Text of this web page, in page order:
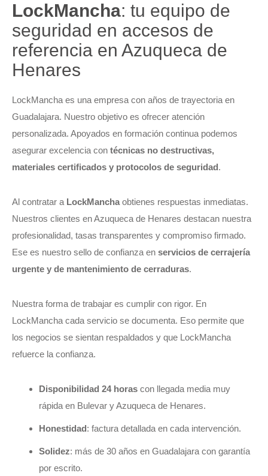
LockMancha: tu equipo de
seguridad en accesos de
referencia en Azuqueca de
Henares
LockMancha es una empresa con años de trayectoria en
Guadalajara. Nuestro objetivo es ofrecer atención
personalizada. Apoyados en formación continua podemos
asegurar excelencia con técnicas no destructivas,
materiales certificados y protocolos de seguridad.
Al contratar a LockMancha obtienes respuestas inmediatas.
Nuestros clientes en Azuqueca de Henares destacan nuestra
profesionalidad, tasas transparentes y compromiso firmado.
Ese es nuestro sello de confianza en servicios de cerrajería
urgente y de mantenimiento de cerraduras.
Nuestra forma de trabajar es cumplir con rigor. En
LockMancha cada servicio se documenta. Eso permite que
los negocios se sientan respaldados y que LockMancha
refuerce la confianza.
Disponibilidad 24 horas con llegada media muy
rápida en Bulevar y Azuqueca de Henares.
Honestidad: factura detallada en cada intervención.
Solidez: más de 30 años en Guadalajara con garantía
por escrito.